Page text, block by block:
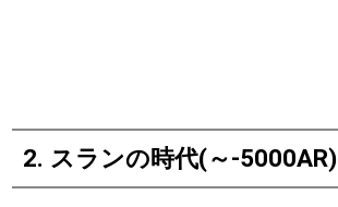
2. スランの時代(～-5000AR)